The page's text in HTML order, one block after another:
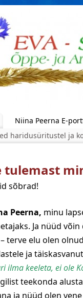
Niina Peerna E-
haridusüritustel ja
tulemast
sõbrad!
Peerna, minu
Ja nüüd
terve elu olen
ja
ilma keeleta, ei ole
teekonda
ja nüüd olen